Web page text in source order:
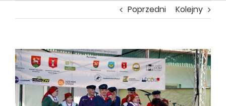
Poprzedni Kolejny
Pokaż
większy
obrazek